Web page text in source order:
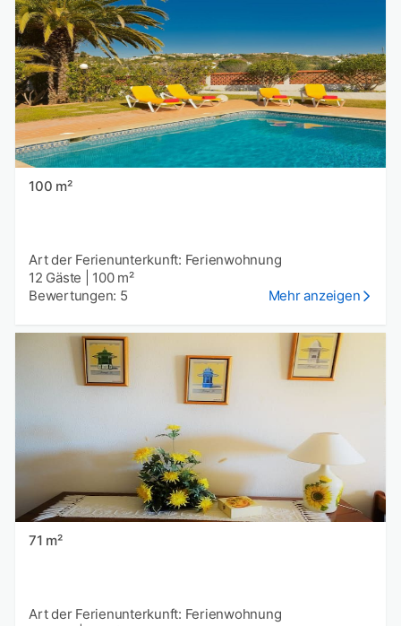
100 m²
Art der Ferienunterkunft: Ferienwohnung
12 Gäste
100 m²
Bewertungen: 5
Mehr anzeigen
71 m²
Art der Ferienunterkunft: Ferienwohnung